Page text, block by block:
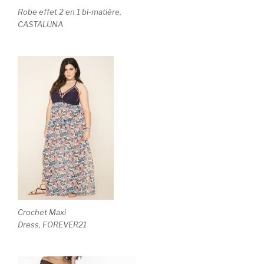
Robe effet 2 en 1 bi-matière,
CASTALUNA
Crochet Maxi
Dress, FOREVER21